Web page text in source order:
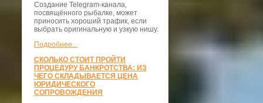
Создание Telegram-канала,
посвящённого рыбалке, может
приносить хороший трафик, если
выбрать оригинальную и узкую нишу.
Подробнее...
СКОЛЬКО СТОИТ ПРОЙТИ
ПРОЦЕДУРУ БАНКРОТСТВА: ИЗ
ЧЕГО СКЛАДЫВАЕТСЯ ЦЕНА
ЮРИДИЧЕСКОГО
СОПРОВОЖДЕНИЯ